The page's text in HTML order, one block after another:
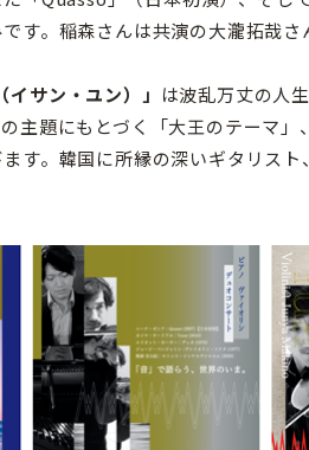
す。稲森さんは共演の大瀧拓哉
サン・ユン）」 は波乱万丈の人
主題にもとづく「大王のテーマ」
す。韓国に所縁の深いギタリスト